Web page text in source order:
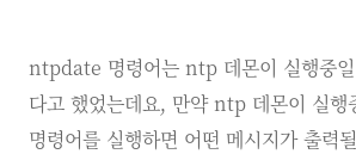
ntpdate 명령어는 ntp 데몬이 실행중
다고 했었는데요, 만약 ntp 데몬이 실
명령어를 실행하면 어떤 메시지가 출력